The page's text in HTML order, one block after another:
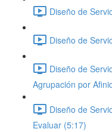
Diseño de
Diseño de
Diseño de
Agrupación por
Diseño de
Evaluar (5:17)